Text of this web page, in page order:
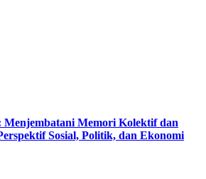
Menjembatani Memori Kolektif dan
Sosial, Politik, dan Ekonomi